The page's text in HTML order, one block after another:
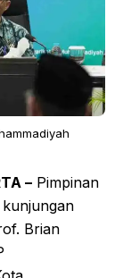
– Pimpinan
Brian